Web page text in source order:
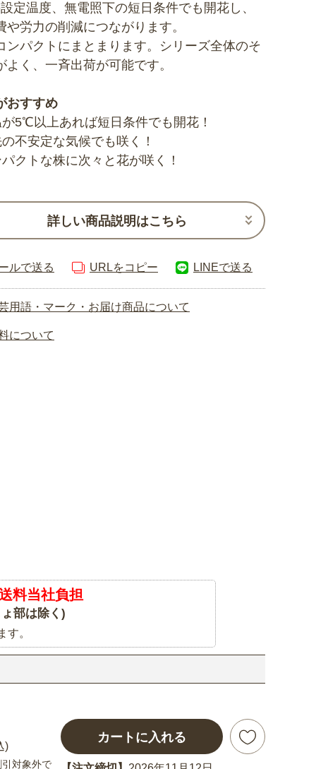
定温度、無電照下の短日条件でも開花し、
や労力の削減につながります。
ンパクトにまとまります。シリーズ全体のそ
よく、一斉出荷が可能です。
おすすめ
5℃以上あれば短日条件でも開花！
不安定な気候でも咲く！
クトな株に次々と花が咲く！
詳しい商品説明はこちら
ルで送る URLをコピー LINEで送る
用語・マーク・お届け商品について
について
料当社負担
部は除く)
。
)
対象外で
カートに入れる